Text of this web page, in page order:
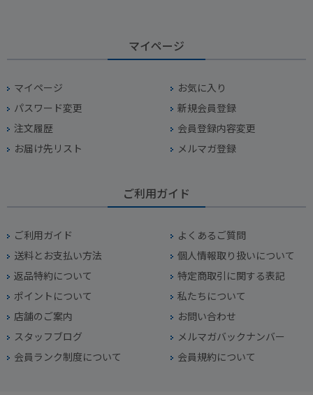
マイページ
マイページ
お気に入り
パスワード変更
新規会員登録
注文履歴
会員登録内容変更
お届け先リスト
メルマガ登録
ご利用ガイド
ご利用ガイド
よくあるご質問
送料とお支払い方法
個人情報取り扱いについて
返品特約について
特定商取引に関する表記
ポイントについて
私たちについて
店舗のご案内
お問い合わせ
スタッフブログ
メルマガバックナンバー
会員ランク制度について
会員規約について